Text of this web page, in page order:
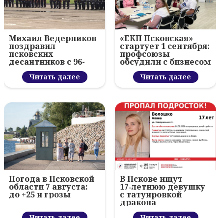
Михаил Ведерников
поздравил
псковских
десантников с 96-
летием ВДВ и
вручил награды
Читать далее
«ЕКП Псковская»
стартует 1 сентября:
профсоюзы
обсудили с бизнесом
новый цифровой
проектЧитать далее
Погода в Псковской
области 7 августа:
до +25 и грозы
В Пскове ищут
17‑летнюю девушку
с татуировкой
дракона